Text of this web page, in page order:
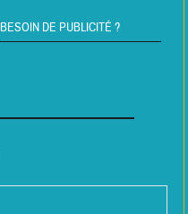
BESOIN DE PUBLICITÉ ?